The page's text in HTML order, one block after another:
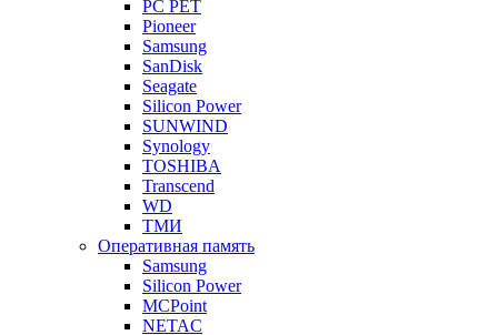
PC PET
Pioneer
Samsung
SanDisk
Seagate
Silicon Power
SUNWIND
Synology
TOSHIBA
Transcend
WD
ТМИ
Оперативная память
Samsung
Silicon Power
MCPoint
NETAC